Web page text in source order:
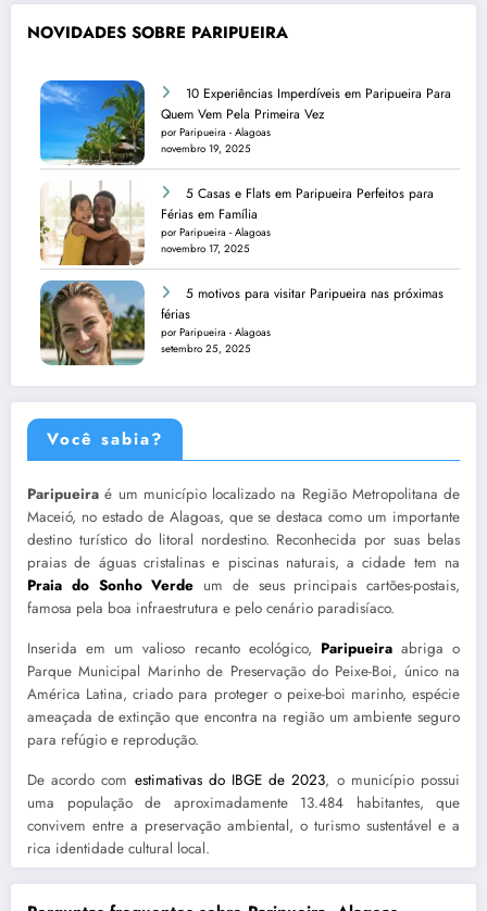
NOVIDADES SOBRE PARIPUEIRA
10 Experiências Imperdíveis em Paripueira Para
Quem Vem Pela Primeira Vez
por Paripueira - Alagoas
novembro 19, 2025
5 Casas e Flats em Paripueira Perfeitos para
Férias em Família
por Paripueira - Alagoas
novembro 17, 2025
5 motivos para visitar Paripueira nas próximas
férias
por Paripueira - Alagoas
setembro 25, 2025
Você sabia?
Paripueira é um município localizado na Região Metropolitana de
Maceió, no estado de Alagoas, que se destaca como um importante
destino turístico do litoral nordestino. Reconhecida por suas belas
praias de águas cristalinas e piscinas naturais, a cidade tem na
Praia do Sonho Verde um de seus principais cartões-postais,
famosa pela boa infraestrutura e pelo cenário paradisíaco.
Inserida em um valioso recanto ecológico, Paripueiraabriga o
Parque Municipal Marinho de Preservação do Peixe-Boi, único na
América Latina, criado para proteger o peixe-boi marinho, espécie
ameaçada de extinção que encontra na região um ambiente seguro
para refúgio e reprodução.
De acordo com estimativas do IBGE de 2023, o município possui
uma população de aproximadamente 13.484 habitantes, que
convivem entre a preservação ambiental, o turismo sustentável e a
rica identidade cultural local.